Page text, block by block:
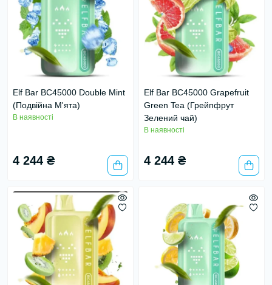
Elf Bar BC45000 Double Mint
(Подвійна М'ята)
В наявності
4 244 ₴
Elf Bar BC45000 Grapefruit
Green Tea (Грейпфрут
Зелений чай)
В наявності
4 244 ₴